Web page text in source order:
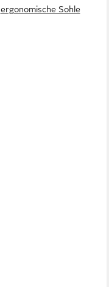
ergonomische Sohle